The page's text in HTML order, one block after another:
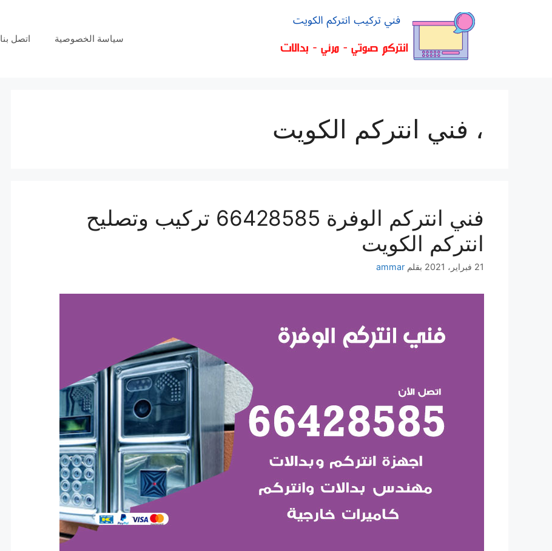
سياسة الخصوصية اتصل بنا
، فني انتركم الكويت
فني انتركم الوفرة 66428585 تركيب وتصليح
انتركم الكويت
21 فبراير، 2021 بقلم ammar